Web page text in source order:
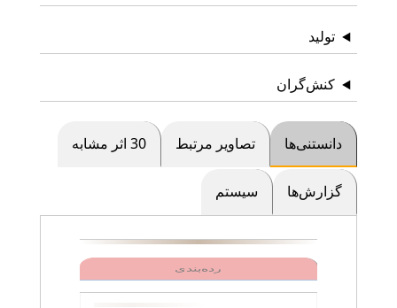
تولید
کنش‌گران
دانستنی‌ها تصاویر مرتبط 30 اثر مشابه
گزارش‌ها سیستم